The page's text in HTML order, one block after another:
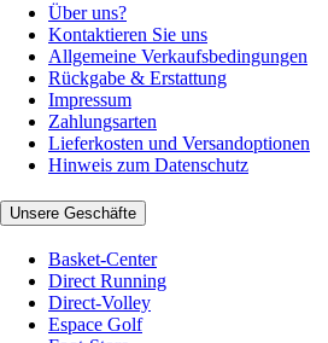
Über uns?
Kontaktieren Sie uns
Allgemeine Verkaufsbedingungen
Rückgabe & Erstattung
Impressum
Zahlungsarten
Lieferkosten und Versandoptionen
Hinweis zum Datenschutz
Unsere Geschäfte
Basket-Center
Direct Running
Direct-Volley
Espace Golf